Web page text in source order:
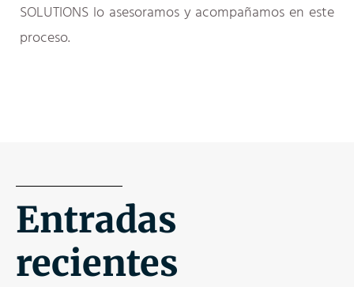
SOLUTIONS lo asesoramos y acompañamos en este
proceso.
Entradas
recientes